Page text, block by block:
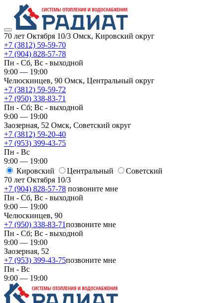
70 лет Октября 10/3 Омск, Кировский округ
+7 (3812) 59-59-70
+7 (904) 828-57-78
Пн - Сб, Вс - выходной
9:00 — 19:00
Челюскинцев, 90 Омск, ​Центральный округ
+7 (3812) 59-59-72
+7 (950) 338-83-71
Пн - Сб; Вс - выходной
9:00 — 19:00
Заозерная, 52 Омск, ​Советский округ
+7 (3812) 59-20-40
+7 (953) 399-43-75
Пн - Вс
9:00 — 19:00
Кировский
​Центральный
​Советский
70 лет Октября 10/3
+7 (904) 828-57-78 позвоните мне
Пн - Сб, Вс - выходной
9:00 — 19:00
Челюскинцев, 90
+7 (950) 338-83-71позвоните мне
Пн - Сб; Вс - выходной
9:00 — 19:00
Заозерная, 52
+7 (953) 399-43-75позвоните мне
Пн - Вс
9:00 — 19:00